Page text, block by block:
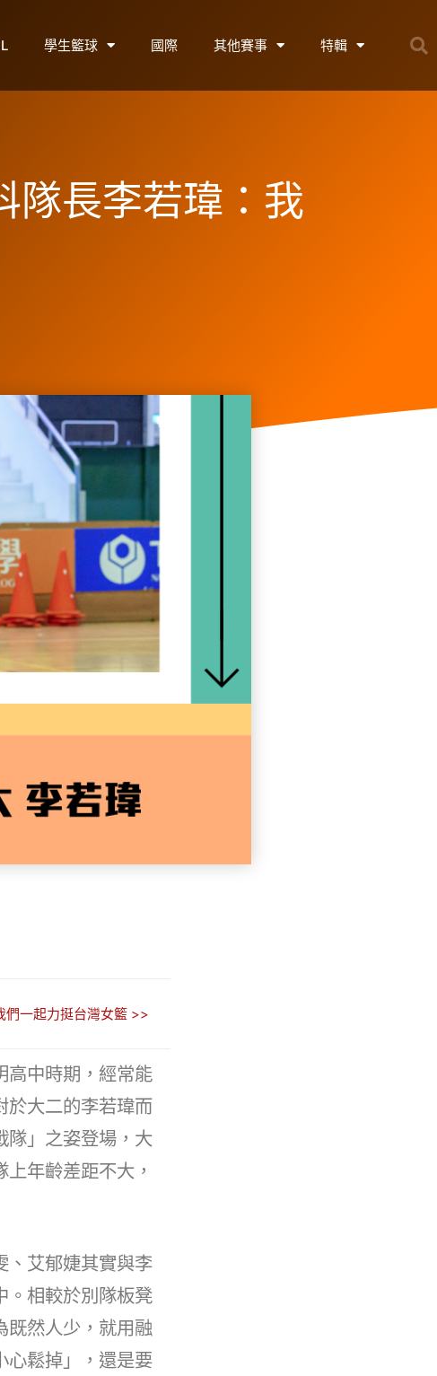
學生籃球 國際 其他賽事 特輯
隊長李若瑋：我
們一起力挺台灣女籃 >>
高中時期，經常能
於大二的李若瑋而
隊」之姿登場，大
年齡差距不大，
、艾郁婕其實與李
。相較於別隊板凳
既然人少，就用融
心鬆掉」，還是要